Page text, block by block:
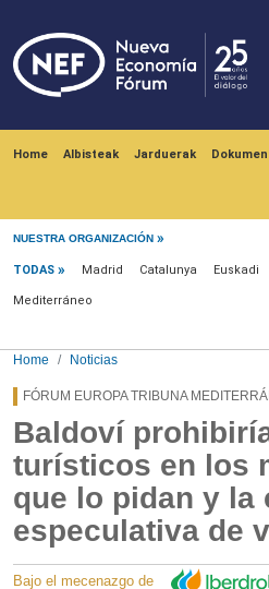
Home Albisteak Jarduerak
NUESTRA ORGANIZACIÓN
Menú noticias
TODAS Madrid Catalunya Euskadi
Mediterráneo
Home Noticias
FÓRUM EUROPA TRIBUNA
Baldoví
turísticos en los
que lo pidan y la
especulativa de
Bajo el mecenazgo de